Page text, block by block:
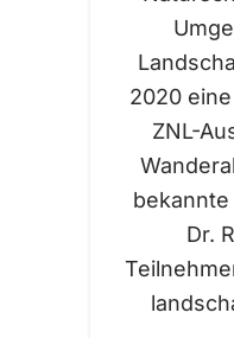
2020
ZNL-
bekannte
Dr.